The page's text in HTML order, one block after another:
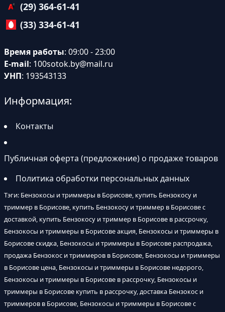
(29) 364-61-41
(33) 334-61-41
Время работы: 09:00 - 23:00
E-mail: 100sotok.by@mail.ru
УНП: 193543133
Информация:
Контакты
Публичная оферта (предложение) о продаже товаров
Политика обработки персональных данных
Тэги: Бензокосы и триммеры в Борисове, купить Бензокосу и
триммер в Борисове, купить Бензокосу и триммер в Борисове с
доставкой, купить Бензокосу и триммер в Борисове в рассрочку,
Бензокосы и триммеры в Борисове акция, Бензокосы и триммеры в
Борисове скидка, Бензокосы и триммеры в Борисове распродажа,
продажа Бензокос и триммеров в Борисове, Бензокосы и триммеры
в Борисове цена, Бензокосы и триммеры в Борисове недорого,
Бензокосы и триммеры в Борисове в рассрочку, Бензокосы и
триммеры в Борисове купить в рассрочку, доставка Бензокос и
триммеров в Борисове, Бензокосы и триммеры в Борисове с